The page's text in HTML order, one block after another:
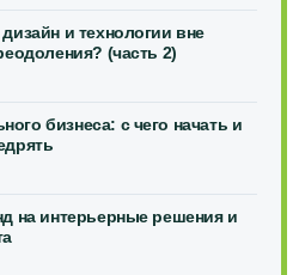
и технологии вне
(часть 2)
бизнеса: с чего начать и
на интерьерные решения и